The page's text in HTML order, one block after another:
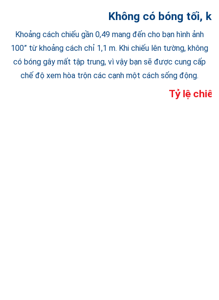
Không có bóng tối,
Khoảng cách chiếu gần 0,49 mang đến cho bạn hình ảnh
100” từ khoảng cách chỉ 1,1 m. Khi chiếu lên tường, không
có bóng gây mất tập trung, vì vậy bạn sẽ được cung cấp
chế độ xem hòa trộn các cạnh một cách sống động.
Tỷ lệ